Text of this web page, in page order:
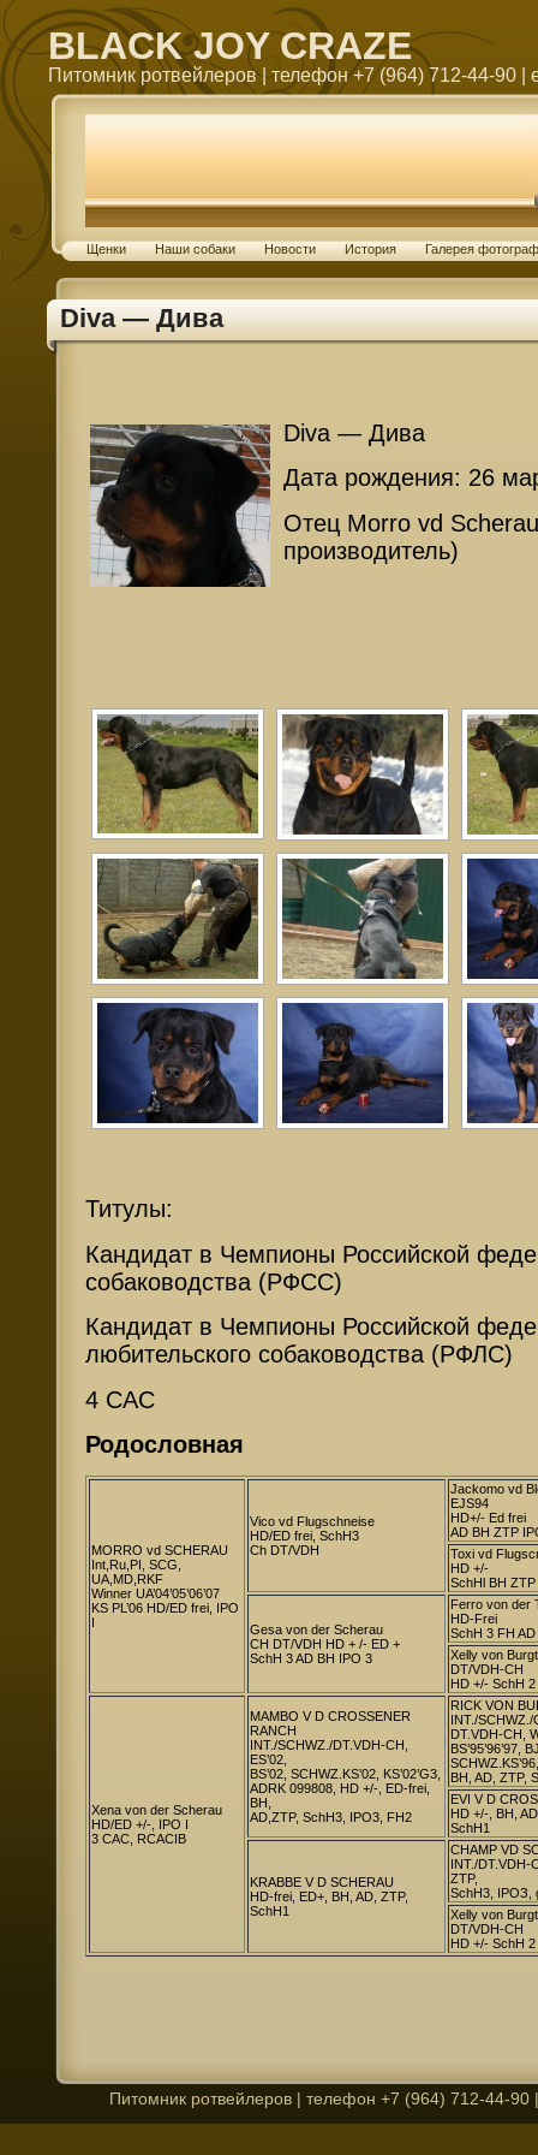
BLACK JOY CRAZE
Питомник ротвейлеров | телефон +7 (964) 712-44-90 |
Щенки Наши собаки Новости История Галерея
Diva — Дива
Diva — Дива
Дата рождения: 26
Отец Morro vd
производитель)
Титулы:
Кандидат в Чемпионы Российской
собаководства (РФСС)
Кандидат в Чемпионы Российской
любительского собаководства (РФЛС)
4 CAC
Родословная
MORRO vd SCHERAU
Int,Ru,PI, SCG,
UA,MD,RKF
Winner UA’04’05’06’07
KS PL’06 HD/ED frei, IPO
Vico vd Flugschneise
HD/ED frei, SchH3
Ch DT/VDH
Jackomo vd
EJS94
HD+/- Ed frei
AD BH ZTP
Toxi vd
HD +/-
SchHl BH ZTP
Gesa von der Scherau
CH DT/VDH HD + /- ED +
SchH 3 AD BH IPO 3
Ferro von der
HD-Frei
SchH 3 FH
Xelly von
DT/VDH-CH
HD +/- SchH
Xena von der Scherau
HD/ED +/-, IPO I
3 САС, RCACIB
MAMBO V D CROSSENER
RANCH
INT./SCHWZ./DT.VDH-CH,
ES’02,
BS’02, SCHWZ.KS’02, KS’02’G3,
ADRK 099808, HD +/-, ED-frei,
BH,
AD,ZTP, SchH3, IPO3, FH2
RICK VON
INT./
DT.VDH-CH,
BS’95’96’97,
BH, AD, ZTP,
EVI V D
HD +/-, BH,
SchH1
KRABBE V D SCHERAU
HD-frei, ED+, BH, AD, ZTP,
SchH1
CHAMP VD
INT./DT.VDH-
ZTP,
SchH3, IРОЗ,
Xelly von
DT/VDH-CH
HD +/- SchH
Питомник ротвейлеров | телефон +7 (964) 712-44-90